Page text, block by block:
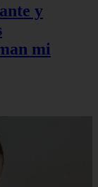
y
mi